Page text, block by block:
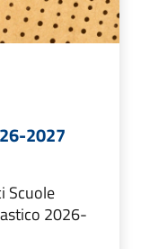
2027
Scuole
2026-